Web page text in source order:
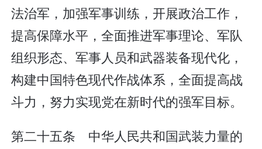
法治军，加强军事训练，开展政治工作，
提高保障水平，全面推进军事理论、军队
组织形态、军事人员和武器装备现代化，
构建中国特色现代作战体系，全面提高战
斗力，努力实现党在新时代的强军目标。
第二十五条 中华人民共和国武装力量的